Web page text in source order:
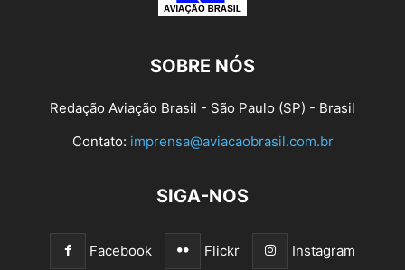
SOBRE NÓS
Redação Aviação Brasil - São Paulo (SP) - Brasil
Contato: imprensa@aviacaobrasil.com.br
SIGA-NOS
Facebook Flickr Instagram